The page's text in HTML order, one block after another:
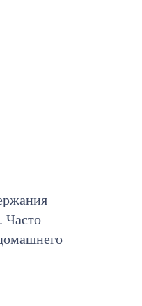
Часто